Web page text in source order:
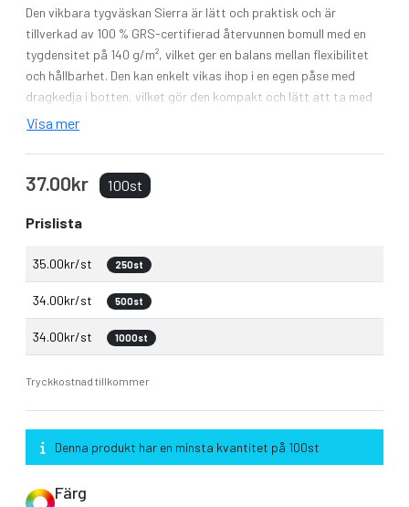
Den vikbara tygväskan Sierra är lätt och praktisk och är
tillverkad av 100 % GRS-certifierad återvunnen bomull med en
tygdensitet på 140 g/m², vilket ger en balans mellan flexibilitet
och hållbarhet. Den kan enkelt vikas ihop i en egen påse med
dragkedja i botten, vilket gör den kompakt och lätt att ta med
sig på resan. Väskan är idealisk för shopping, ärenden eller resor
och komfort när du bär tyngre saker. Volymkapacitet: 7 liter.
Visa mer
37.00kr 100st
Prislista
35.00kr/st 250st
34.00kr/st 500st
34.00kr/st 1000st
Tryckkostnad tillkommer
Denna produkt har en minsta kvantitet på 100st
Färg